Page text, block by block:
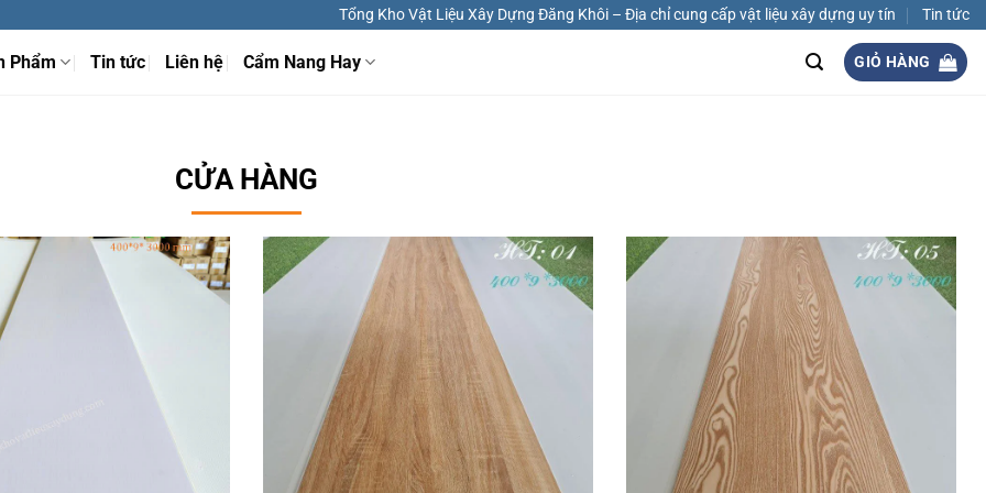
Tổng Kho Vật Liệu Xây Dựng Đăng Khôi – Địa chỉ cung cấp vật liệu xây dựng uy tín Tin tức
Phẩm Tin tức Liên hệ Cẩm Nang Hay GIỎ HÀNG
CỬA HÀNG